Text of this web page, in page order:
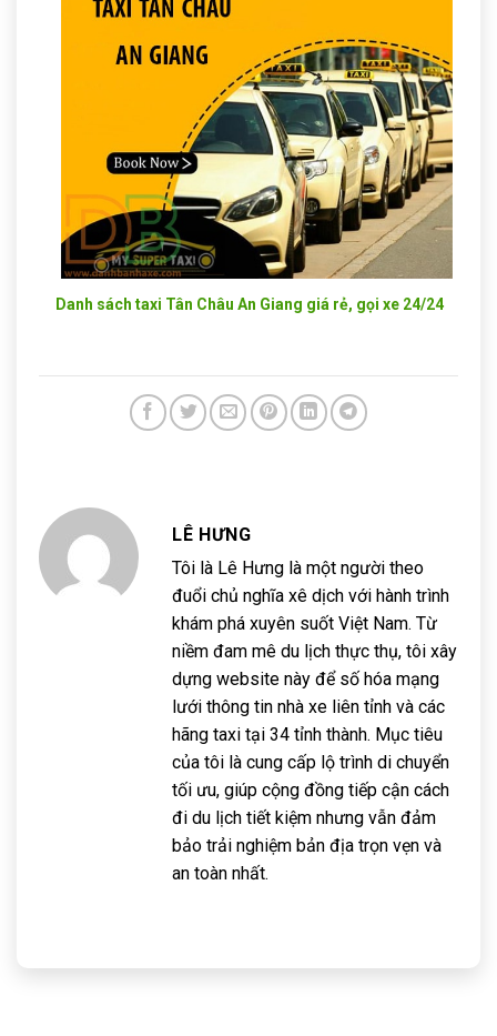
Danh sách taxi Tân Châu An Giang giá rẻ, gọi xe 24/24
LÊ HƯNG
Tôi là Lê Hưng là một người theo
đuổi chủ nghĩa xê dịch với hành trình
khám phá xuyên suốt Việt Nam. Từ
niềm đam mê du lịch thực thụ, tôi xây
dựng website này để số hóa mạng
lưới thông tin nhà xe liên tỉnh và các
hãng taxi tại 34 tỉnh thành. Mục tiêu
của tôi là cung cấp lộ trình di chuyển
tối ưu, giúp cộng đồng tiếp cận cách
đi du lịch tiết kiệm nhưng vẫn đảm
bảo trải nghiệm bản địa trọn vẹn và
an toàn nhất.